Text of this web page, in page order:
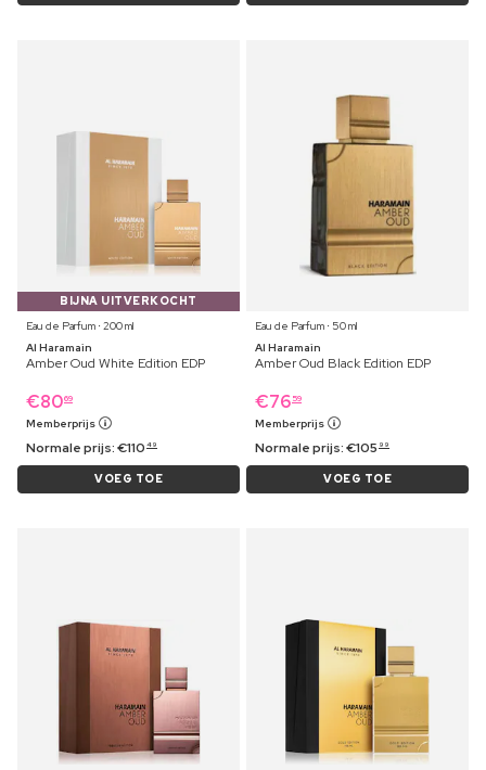
BIJNA UITVERKOCHT
Eau de Parfum ⋅ 200 ml
Al Haramain
Amber Oud White Edition EDP
€8069
Memberprijs
Normale prijs:€110 49
VOEG TOE
Eau de Parfum ⋅ 50 ml
Al Haramain
Amber Oud Black Edition EDP
€76 59
Memberprijs
Normale prijs:€105 99
VOEG TOE